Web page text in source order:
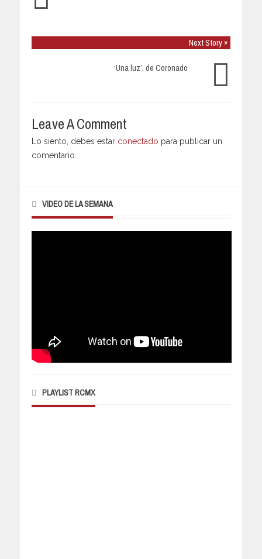
Next Story »
‘Una luz’, de Coronado
Leave A Comment
Lo siento, debes estar conectado para publicar un
comentario.
VIDEO DE LA SEMANA
PLAYLIST RCMX